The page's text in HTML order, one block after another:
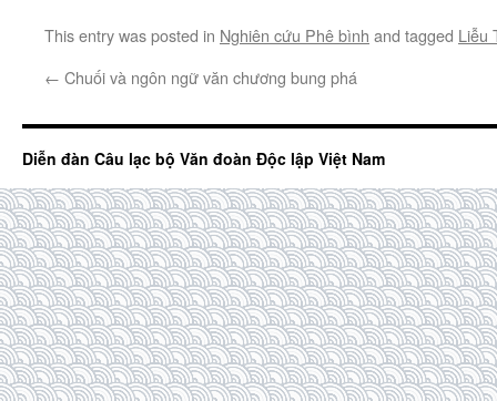
This entry was posted in Nghiên cứu Phê bình and tagged Liễu
← Chuối và ngôn ngữ văn chương bung phá
Diễn đàn Câu lạc bộ Văn đoàn Độc lập Việt Nam